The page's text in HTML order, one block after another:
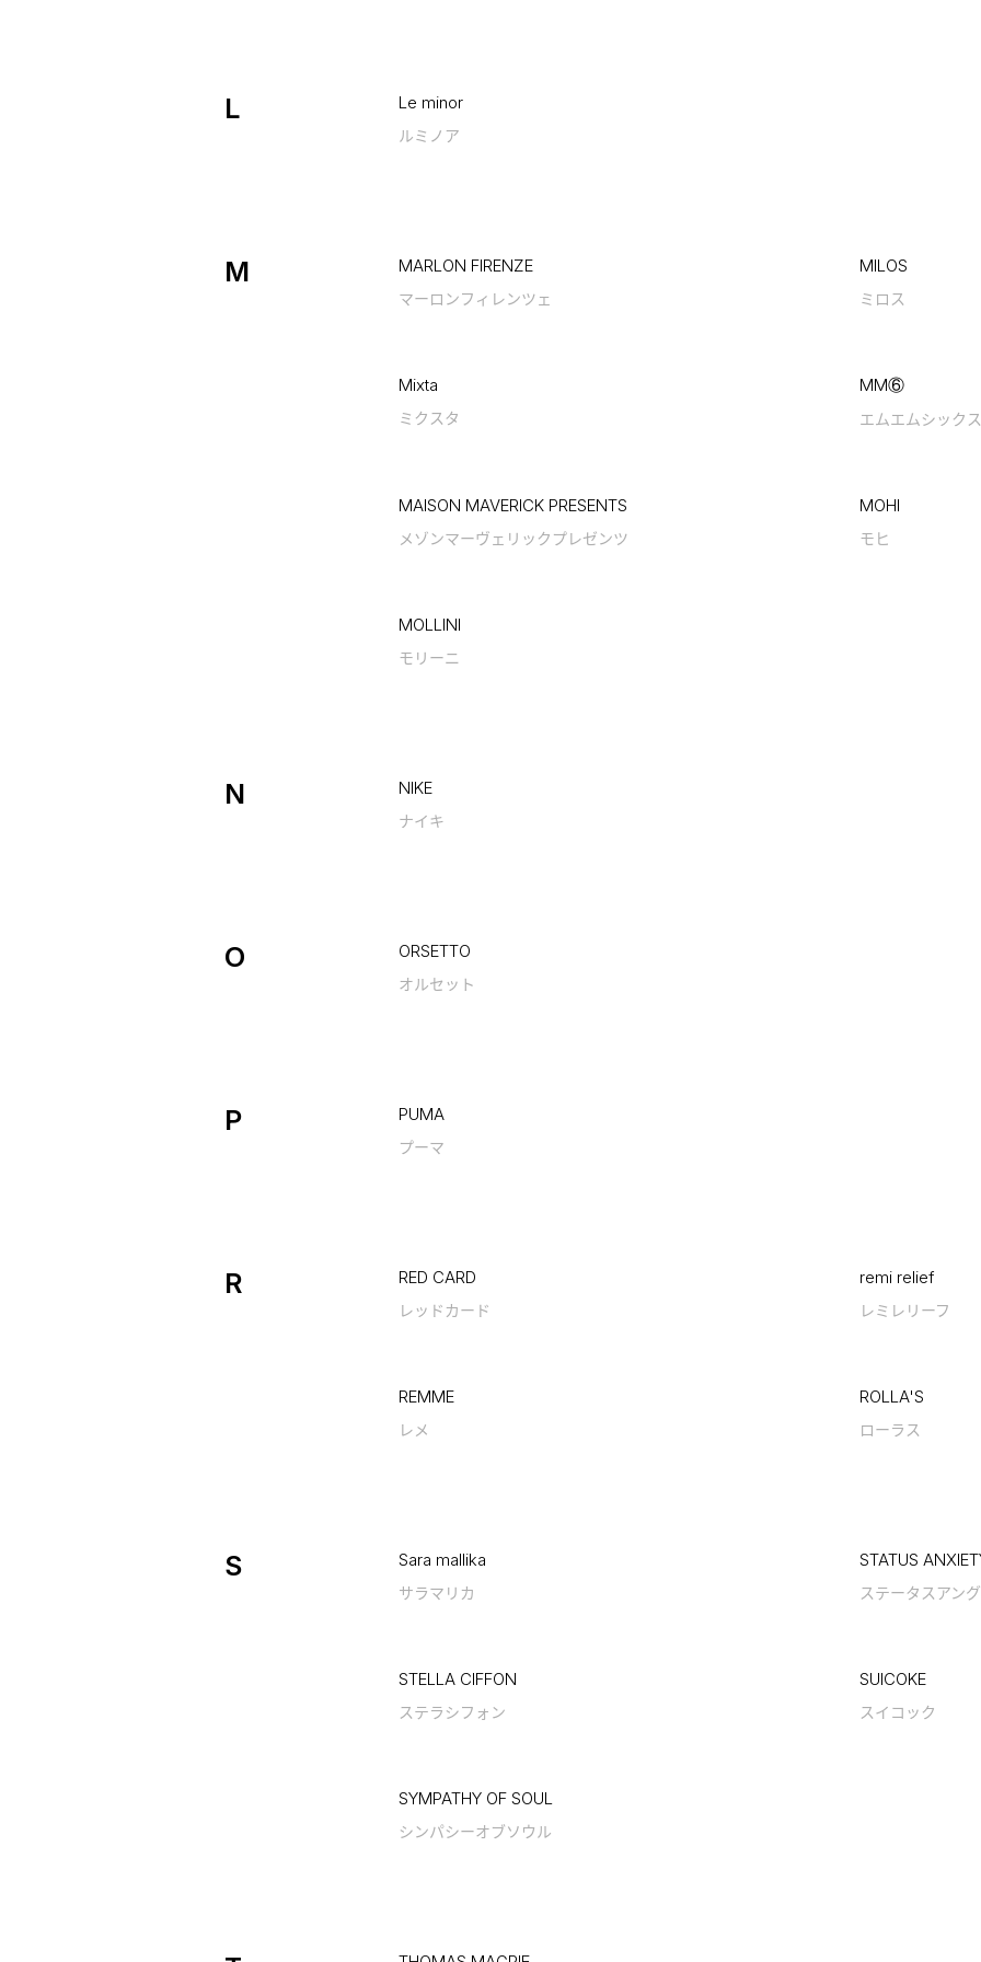
L Le minor
ルミノア
M MARLON FIRENZE
マーロンフィレンツェ
MILOS
ミロス
Mixta
ミクスタ
MM⑥
エムエムシックス
MAISON MAVERICK PRESENTS
メゾンマーヴェリックプレゼンツ
MOHI
モヒ
MOLLINI
モリーニ
N NIKE
ナイキ
O ORSETTO
オルセット
P PUMA
プーマ
R RED CARD
レッドカード
remi relief
レミレリーフ
REMME
レメ
ROLLA'S
ローラス
S Sara mallika
サラマリカ
STATUS
ステータスアン
STELLA CIFFON
ステラシフォン
SUICOKE
スイコック
SYMPATHY OF SOUL
シンパシーオブソウル